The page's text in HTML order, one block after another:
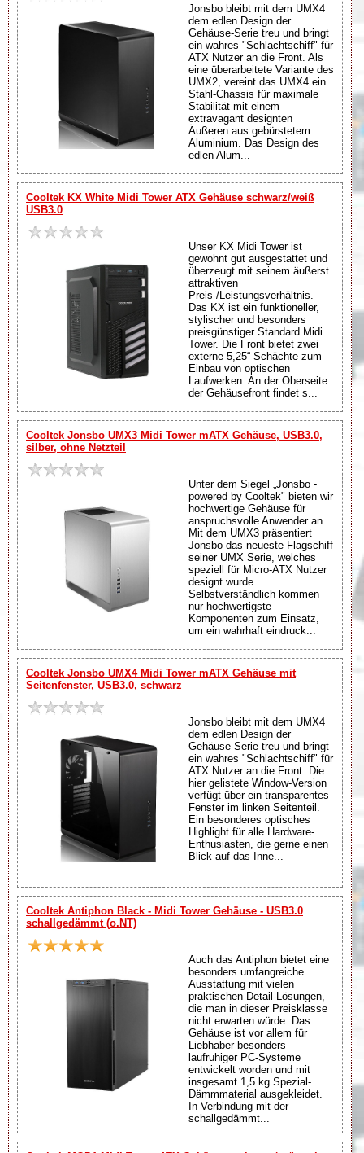
Jonsbo bleibt mit dem UMX4
dem edlen Design der
Gehäuse-Serie treu und bringt
ein wahres "Schlachtschiff" für
ATX Nutzer an die Front. Als
eine überarbeitete Variante des
UMX2, vereint das UMX4 ein
Stahl-Chassis für maximale
Stabilität mit einem
extravagant designten
Äußeren aus gebürstetem
Aluminium. Das Design des
edlen Alum...
Cooltek KX White Midi Tower ATX Gehäuse schwarz/weiß
USB3.0
Unser KX Midi Tower ist
gewohnt gut ausgestattet und
überzeugt mit seinem äußerst
attraktiven
Preis-/Leistungsverhältnis.
Das KX ist ein funktioneller,
stylischer und besonders
preisgünstiger Standard Midi
Tower. Die Front bietet zwei
externe 5,25“ Schächte zum
Einbau von optischen
Laufwerken. An der Oberseite
der Gehäusefront findet s...
Cooltek Jonsbo UMX3 Midi Tower mATX Gehäuse, USB3.0,
silber, ohne Netzteil
Unter dem Siegel „Jonsbo -
powered by Cooltek" bieten wir
hochwertige Gehäuse für
anspruchsvolle Anwender an.
Mit dem UMX3 präsentiert
Jonsbo das neueste Flagschiff
seiner UMX Serie, welches
speziell für Micro-ATX Nutzer
designt wurde.
Selbstverständlich kommen
nur hochwertigste
Komponenten zum Einsatz,
um ein wahrhaft eindruck...
Cooltek Jonsbo UMX4 Midi Tower mATX Gehäuse mit
Seitenfenster, USB3.0, schwarz
Jonsbo bleibt mit dem UMX4
dem edlen Design der
Gehäuse-Serie treu und bringt
ein wahres "Schlachtschiff" für
ATX Nutzer an die Front. Die
hier gelistete Window-Version
verfügt über ein transparentes
Fenster im linken Seitenteil.
Ein besonderes optisches
Highlight für alle Hardware-
Enthusiasten, die gerne einen
Blick auf das Inne...
Cooltek Antiphon Black - Midi Tower Gehäuse - USB3.0
schallgedämmt (o.NT)
Auch das Antiphon bietet eine
besonders umfangreiche
Ausstattung mit vielen
praktischen Detail-Lösungen,
die man in dieser Preisklasse
nicht erwarten würde. Das
Gehäuse ist vor allem für
Liebhaber besonders
laufruhiger PC-Systeme
entwickelt worden und mit
insgesamt 1,5 kg Spezial-
Dämmmaterial ausgekleidet.
In Verbindung mit der
schallgedämmt...